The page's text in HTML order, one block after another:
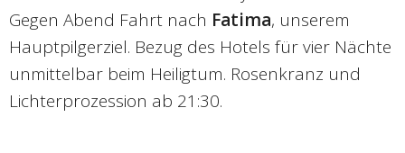
Gegen Abend Fahrt nach Fatima, unserem
Hauptpilgerziel. Bezug des Hotels für vier Nächte
unmittelbar beim Heiligtum. Rosenkranz und
Lichterprozession ab 21:30.